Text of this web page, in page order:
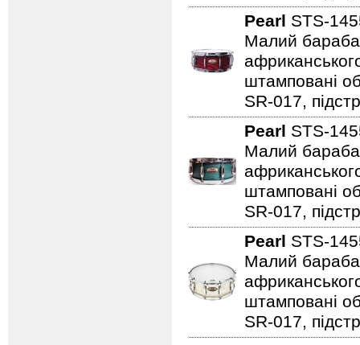
Pearl STS-
Малий
штамповані
SR-017,
Pearl STS-
Малий
штамповані
SR-017,
Pearl STS-
Малий
штамповані
SR-017,